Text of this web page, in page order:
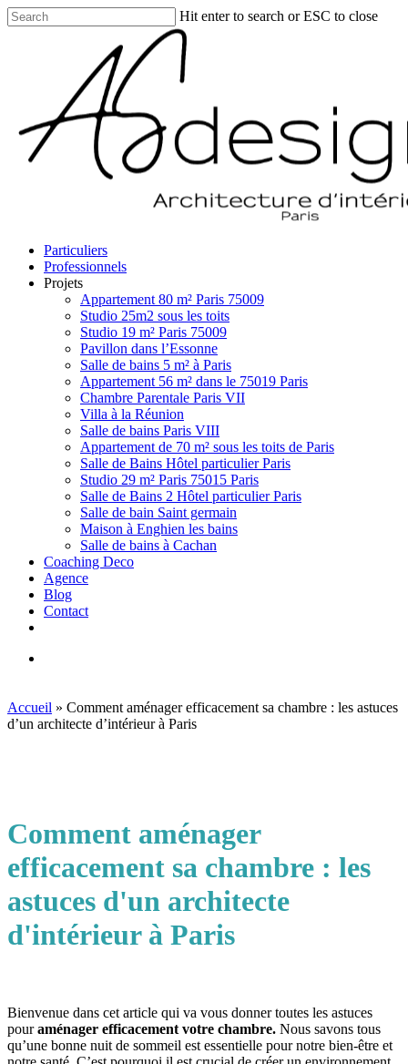
Skip
to
Hit enter to search or ESC to close
search
Menu
Particuliers
Professionnels
Projets
Appartement 80 m² Paris 75009
Studio 25m2 sous les toits
Studio 19 m² Paris 75009
Pavillon dans l’Essonne
Salle de bains 5 m² à Paris
Appartement 56 m² dans le 75019 Paris
Chambre Parentale Paris VII
Villa à la Réunion
Salle de bains Paris VIII
Appartement de 70 m² sous les toits de Paris
Salle de Bains Hôtel particulier Paris
Studio 29 m² Paris 75015 Paris
Salle de Bains 2 Hôtel particulier Paris
Salle de bain Saint germain
Maison à Enghien les bains
Salle de bains à Cachan
Coaching Deco
Agence
Blog
Contact
Accueil » Comment aménager efficacement sa chambre : les astuces
d’un architecte d’intérieur à Paris
Comment aménager
efficacement sa chambre : les
astuces d'un architecte
d'intérieur à Paris
Bienvenue dans cet article qui va vous donner toutes les astuces
pouraménager efficacement votre chambre. Nous savons tous
qu’une bonne nuit de sommeil est essentielle pour notre bien-être et